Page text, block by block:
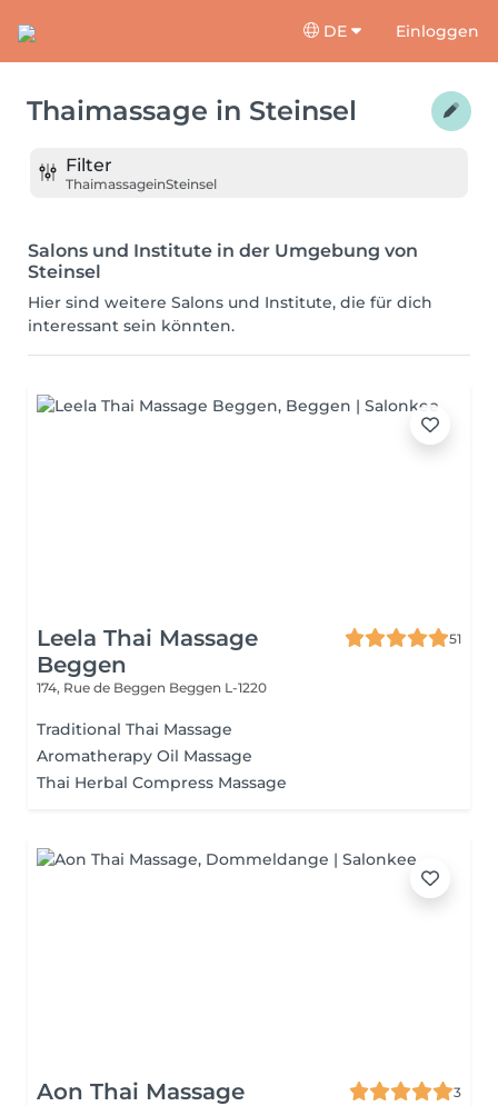
DE Einloggen
Thaimassage in Steinsel
Filter
ThaimassageinSteinsel
Salons und Institute in der Umgebung von
Steinsel
Hier sind weitere Salons und Institute, die für dich
interessant sein könnten.
Leela Thai Massage
Beggen
51
174, Rue de Beggen Beggen L-1220
Traditional Thai Massage
Aromatherapy Oil Massage
Thai Herbal Compress Massage
Aon Thai Massage
3